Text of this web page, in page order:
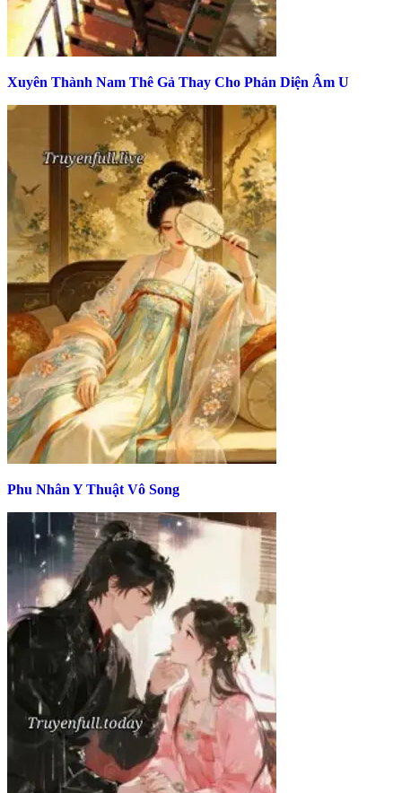
Xuyên Thành Nam Thê Gả Thay Cho Phản Diện Âm U
Phu Nhân Y Thuật Vô Song